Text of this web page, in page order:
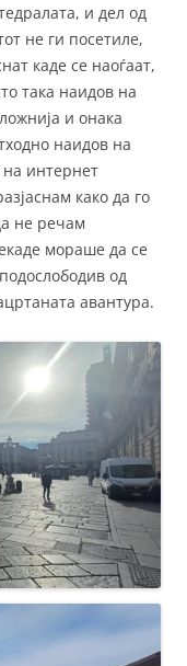
и дел од
не ги посетиле,
каде се наоѓаат,
така наидов на
и онака
наидов на
интернет
како да го
не речам
мораше да се
од
авантура.